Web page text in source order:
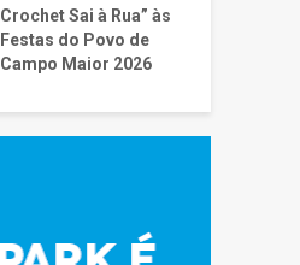
Crochet Sai à Rua” às
Festas do Povo de
Campo Maior 2026